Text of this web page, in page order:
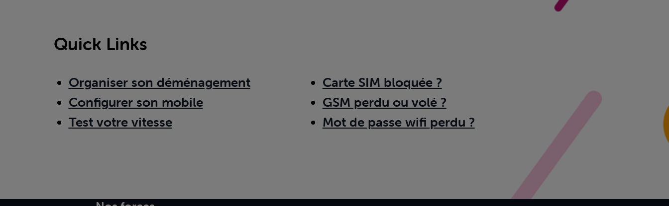
Quick Links
Organiser son déménagement
Configurer son mobile
Test votre vitesse
Carte SIM bloquée ?
GSM perdu ou volé ?
Mot de passe wifi perdu ?